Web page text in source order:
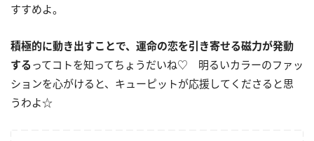
すすめよ。
積極的に動き出すことで、運命の恋を引き寄せる磁力が発動
する ってコトを知ってちょうだいね♡ 明るいカラーのファッ
ションを心がけると、キューピットが応援してくださると思
うわよ☆